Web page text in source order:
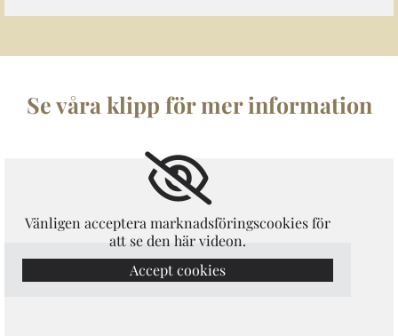
Se våra klipp för mer information
Vänligen acceptera marknadsföringscookies för
att se den här videon.
Accept cookies